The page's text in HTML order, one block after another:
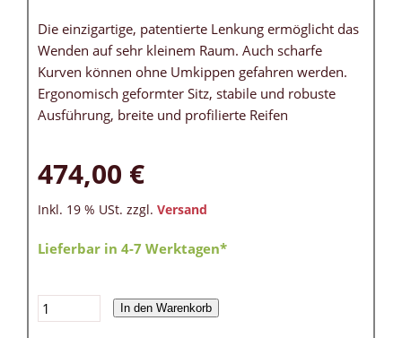
Die einzigartige, patentierte Lenkung ermöglicht das
Wenden auf sehr kleinem Raum. Auch scharfe
Kurven können ohne Umkippen gefahren werden.
Ergonomisch geformter Sitz, stabile und robuste
Ausführung, breite und profilierte Reifen
474,00 €
Inkl. 19 % USt. zzgl. Versand
Lieferbar in 4-7 Werktagen*
In den Warenkorb